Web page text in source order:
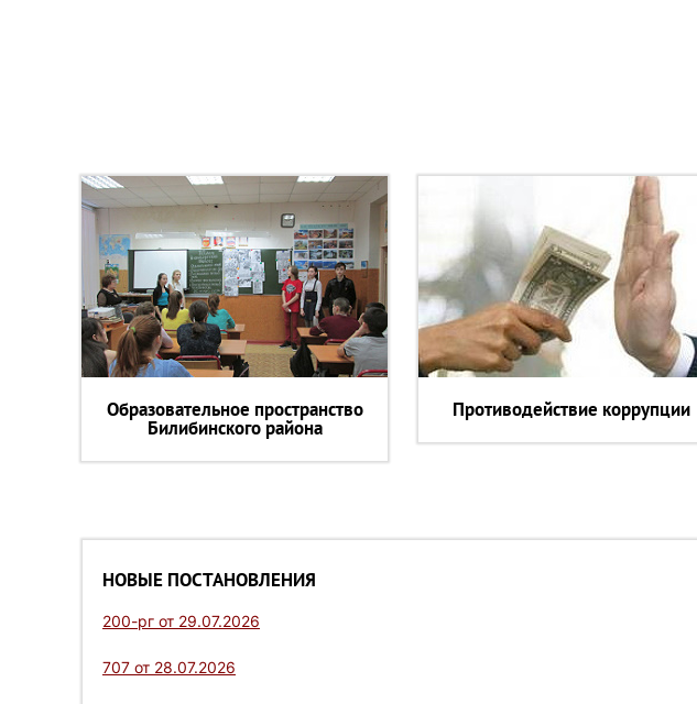
Образовательное пространство
Билибинского района
Противодействие коррупции
НОВЫЕ ПОСТАНОВЛЕНИЯ
200-рг от 29.07.2026
707 от 28.07.2026